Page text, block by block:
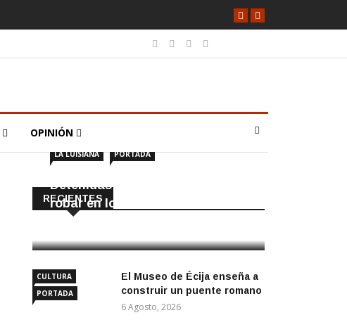
OPINIÓN
RECIENTES
LA LUISIANA PORTADA
Detenidas dos personas por
robar en locales de La Luisiana
CULTURA
PORTADA
El Museo de Écija enseña a
construir un puente romano
6 Agosto, 2026